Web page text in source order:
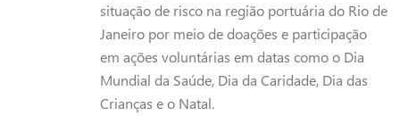
situação de risco na região portuária do Rio de
Janeiro por meio de doações e participação
em ações voluntárias em datas como o Dia
Mundial da Saúde, Dia da Caridade, Dia das
Crianças e o Natal.